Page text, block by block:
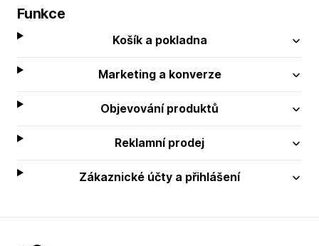
Funkce
Košík a pokladna
Marketing a konverze
Objevování produktů
Reklamní prodej
Zákaznické účty a přihlášení